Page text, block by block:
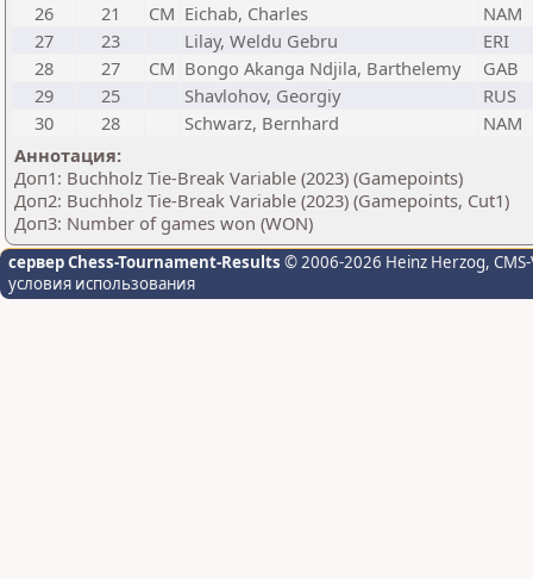
26
21 CM Eichab, Charles
NAM
27
23 Lilay, Weldu Gebru
ERI
28
27 CM Bongo Akanga Ndjila, Barthelemy
GAB
29
25 Shavlohov, Georgiy
RUS
30
28 Schwarz, Bernhard
NAM
Аннотация:
Доп1: Buchholz Tie-Break Variable (2023) (Gamepoints)
Доп2: Buchholz Tie-Break Variable (2023) (Gamepoints, Cut1)
Доп3: Number of games won (WON)
сервер Chess-Tournament-Results © 2006-2026 Heinz Herzog,
условия использования